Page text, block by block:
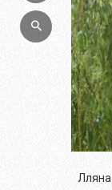
Лляна